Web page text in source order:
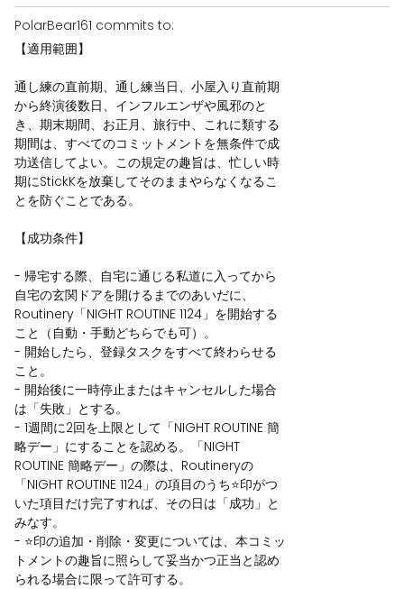
PolarBear161 commits to:
【適用範囲】
通し練の直前期、通し練当日、小屋入り直前期
から終演後数日、インフルエンザや風邪のと
き、期末期間、お正月、旅行中、これに類する
期間は、すべてのコミットメントを無条件で成
功送信してよい。この規定の趣旨は、忙しい時
期にStickKを放棄してそのままやらなくなるこ
とを防ぐことである。
【成功条件】
- 帰宅する際、自宅に通じる私道に入ってから
自宅の玄関ドアを開けるまでのあいだに、
Routinery「NIGHT ROUTINE 1124」を開始する
こと（自動・手動どちらでも可）。
- 開始したら、登録タスクをすべて終わらせる
こと。
- 開始後に一時停止またはキャンセルした場合
は「失敗」とする。
- 1週間に2回を上限として「NIGHT ROUTINE 簡
略デー」にすることを認める。「NIGHT
ROUTINE 簡略デー」の際は、Routineryの
「NIGHT ROUTINE 1124」の項目のうち⭐️印がつ
いた項目だけ完了すれば、その日は「成功」と
みなす。
- ⭐️印の追加・削除・変更については、本コミッ
トメントの趣旨に照らして妥当かつ正当と認め
られる場合に限って許可する。